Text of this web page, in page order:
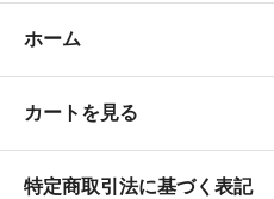
ホーム
カートを見る
特定商取引法に基づく表記